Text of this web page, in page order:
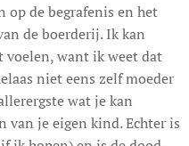
op de begrafenis en het
de boerderij. Ik kan
voelen, want ik weet dat
niet eens zelf moeder
wat je kan
van je eigen kind. Echter is